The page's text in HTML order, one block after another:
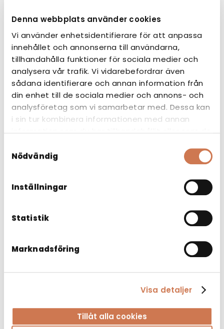
Denna webbplats använder cookies
Vi använder enhetsidentifierare för att anpassa
innehållet och annonserna till användarna,
tillhandahålla funktioner för sociala medier och
analysera vår trafik. Vi vidarebefordrar även
sådana identifierare och annan information från
din enhet till de sociala medier och annons- och
analysföretag som vi samarbetar med. Dessa kan
i sin tur kombinera informationen med annan
Nödvändig
Inställningar
Statistik
Marknadsföring
Visa detaljer
Tillåt alla cookies
Tvättställ